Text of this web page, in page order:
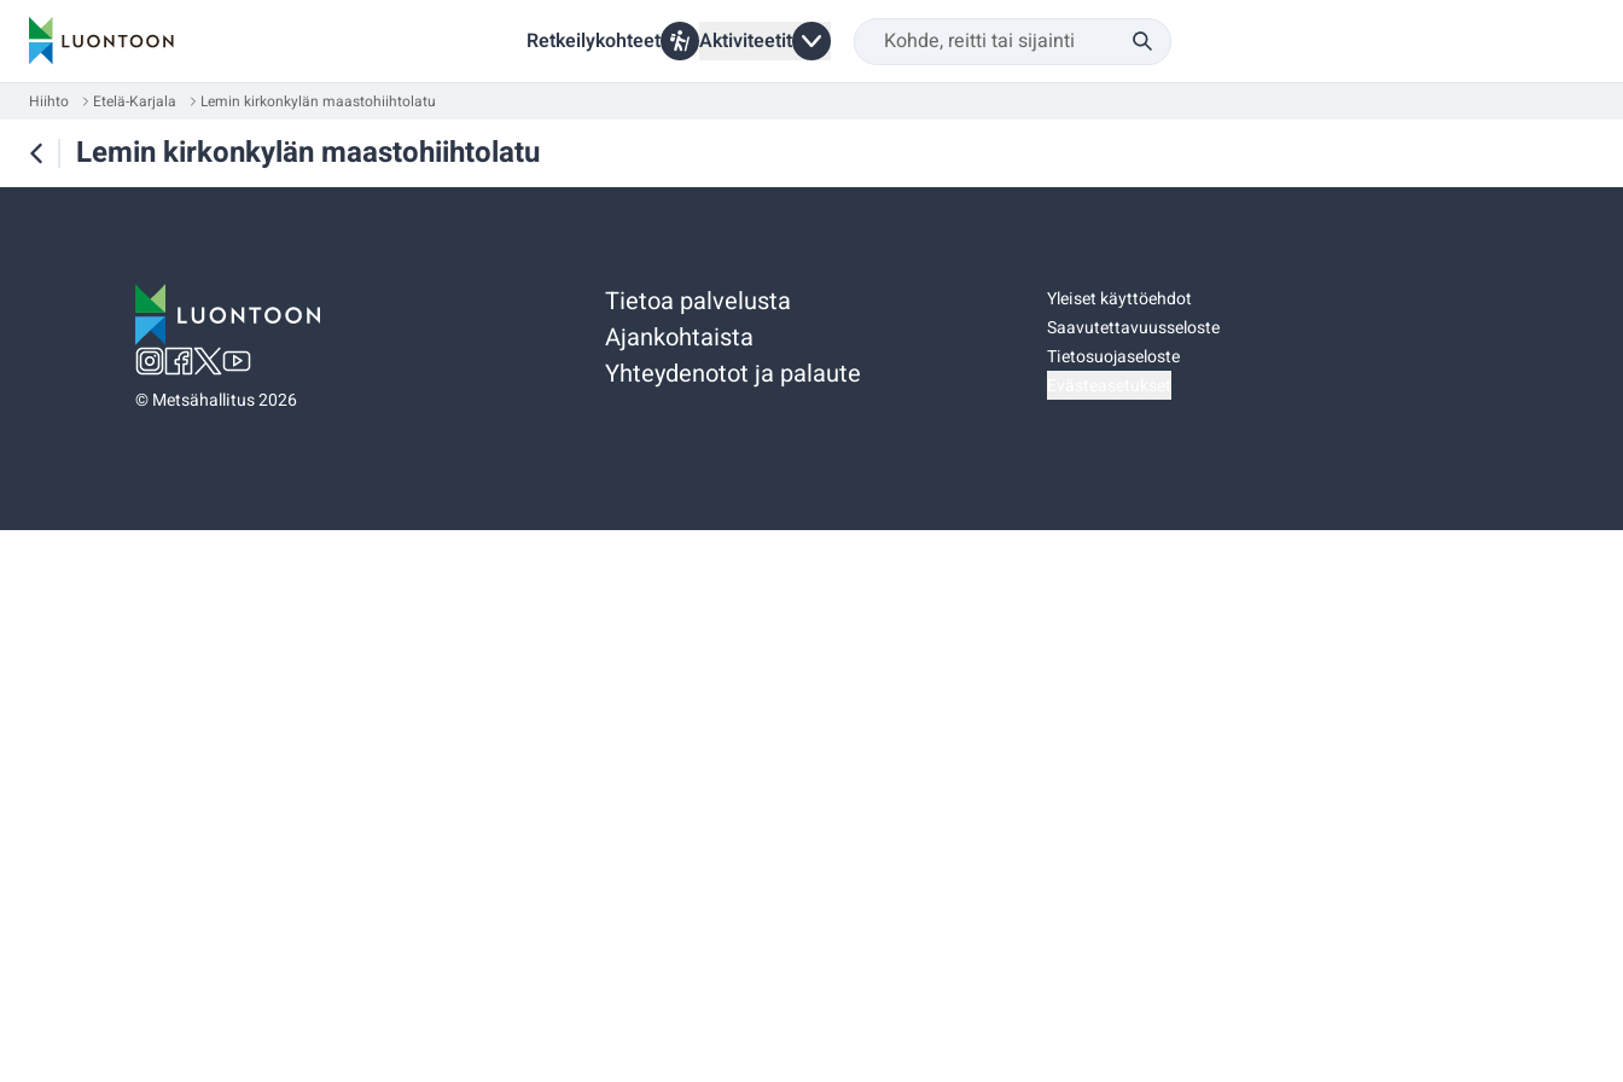
Retkeilykohteet Aktiviteetit
Hiihto Etelä-Karjala Lemin kirkonkylän maastohiihtolatu
Lemin kirkonkylän maastohiihtolatu
©Metsähallitus 2026
Tietoa palvelusta
Ajankohtaista
Yhteydenotot ja palaute
Yleiset käyttöehdot
Saavutettavuusseloste
Tietosuojaseloste